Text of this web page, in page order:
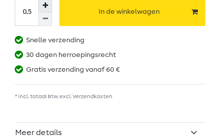
In de winkelwagen
Snelle verzending
30 dagen herroepingsrecht
Gratis verzending vanaf 60 €
* incl. totaal Btw. excl. Verzendkosten
Meer details